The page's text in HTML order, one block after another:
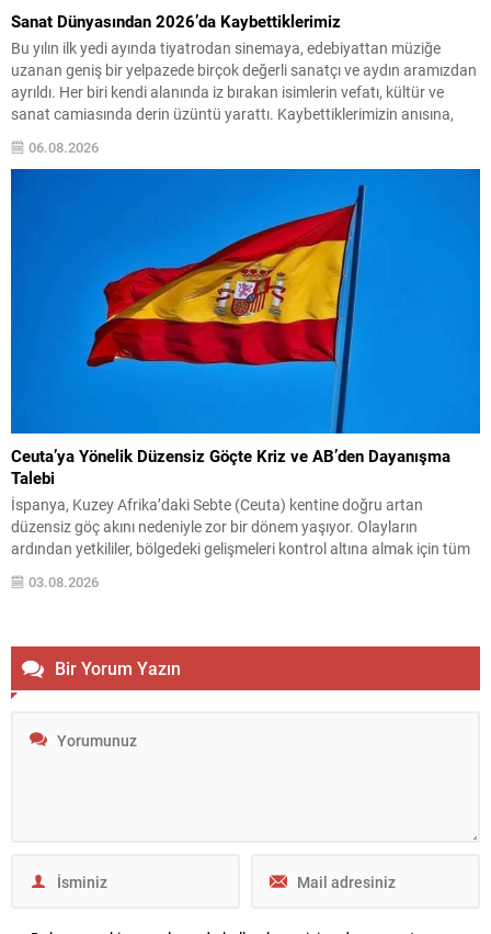
Sanat Dünyasından 2026’da Kaybettiklerimiz
Bu yılın ilk yedi ayında tiyatrodan sinemaya, edebiyattan müziğe
uzanan geniş bir yelpazede birçok değerli sanatçı ve aydın aramızdan
ayrıldı. Her biri kendi alanında iz bırakan isimlerin vefatı, kültür ve
sanat camiasında derin üzüntü yarattı. Kaybettiklerimizin anısına,
yaşamları boyunca üretip bıraktıkları eserler ve katkılar yeniden
hatırlanıyor; sanat dünyasının hafızasında kalıcı...
06.08.2026
Ceuta’ya Yönelik Düzensiz Göçte Kriz ve AB’den Dayanışma
Talebi
İspanya, Kuzey Afrika’daki Sebte (Ceuta) kentine doğru artan
düzensiz göç akını nedeniyle zor bir dönem yaşıyor. Olayların
ardından yetkililer, bölgedeki gelişmeleri kontrol altına almak için tüm
imkanları seferber ettiklerini bildirdi. İçişleri Bakanı Albares, konuyla
ilgili değerlendirmesinde, yarın yapılacak toplantıda Avrupa Birliği
03.08.2026
Bir Yorum Yazın